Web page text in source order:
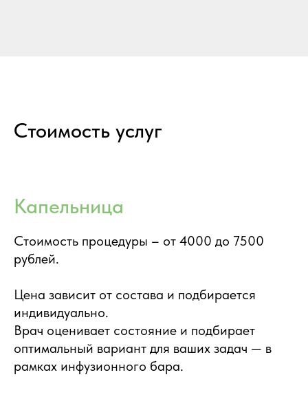
Стоимость услуг
Капельница
Стоимость процедуры – от 4000 до 7500
рублей.
Цена зависит от состава и подбирается
индивидуально.
Врач оценивает состояние и подбирает
оптимальный вариант для ваших задач — в
рамках инфузионного бара.